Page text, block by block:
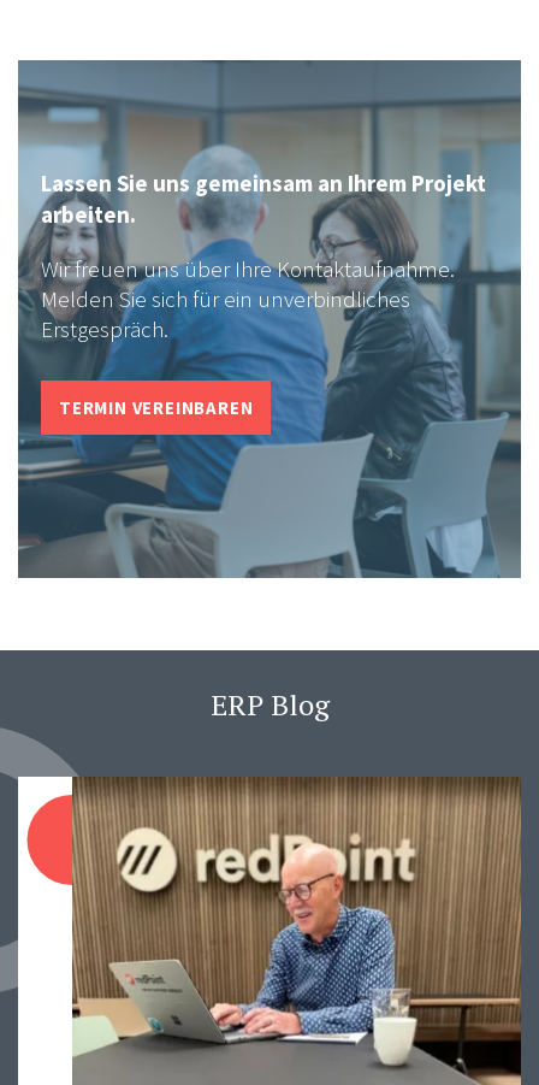
Lassen Sie uns gemeinsam an Ihrem Projekt
arbeiten.
Wir freuen uns über Ihre Kontaktaufnahme.
Melden Sie sich für ein unverbindliches
Erstgespräch.
TERMIN VEREINBAREN
ERP Blog